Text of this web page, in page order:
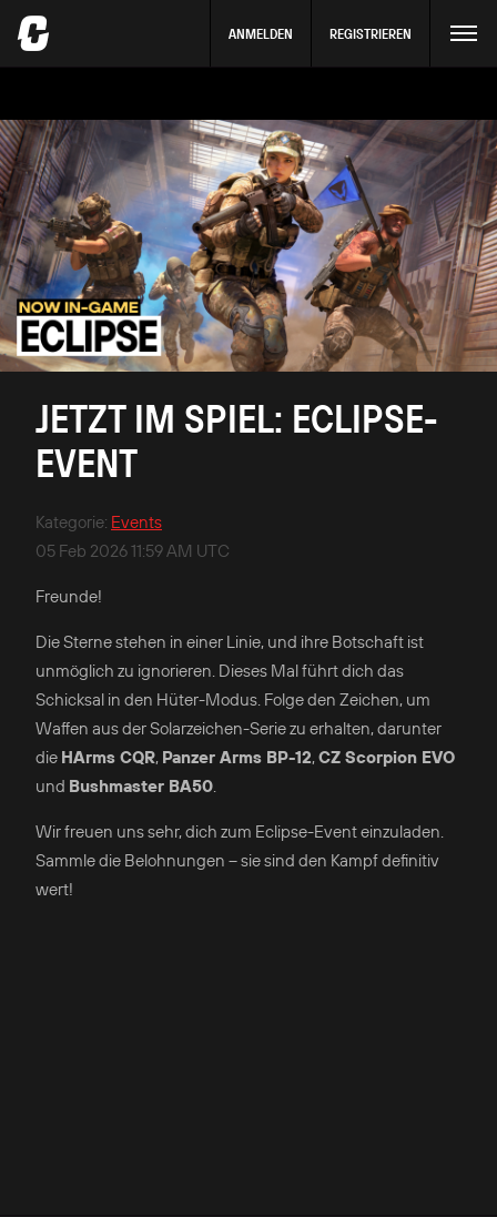
ANMELDEN REGISTRIEREN
JETZT IM SPIEL: ECLIPSE-
EVENT
Kategorie: Events
05 Feb 2026 11:59 AM UTC
Freunde!
Die Sterne stehen in einer Linie, und ihre Botschaft ist
unmöglich zu ignorieren. Dieses Mal führt dich das
Schicksal in den Hüter-Modus. Folge den Zeichen, um
Waffen aus der Solarzeichen-Serie zu erhalten, darunter
die HArms CQR, Panzer Arms BP-12,CZ Scorpion EVO
und Bushmaster BA50.
Wir freuen uns sehr, dich zum Eclipse-Event einzuladen.
Sammle die Belohnungen – sie sind den Kampf definitiv
wert!